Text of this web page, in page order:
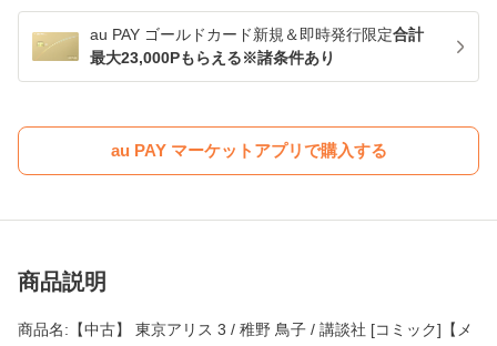
au PAY ゴールドカード新規＆即時発行限定合計
最大23,000Pもらえる※諸条件あり
au PAY マーケットアプリで購入する
商品説明
商品名:【中古】 東京アリス 3 / 稚野 鳥子 / 講談社 [コミック]【メ